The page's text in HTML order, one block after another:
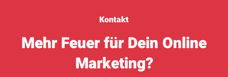
Kontakt
Mehr Feuer für Dein Online
Marketing?